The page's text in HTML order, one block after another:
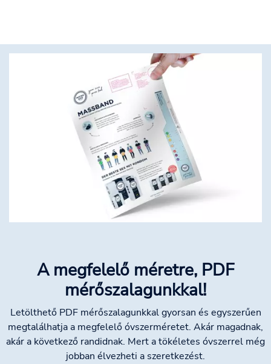
A megfelelő méretre, PDF
mérőszalagunkkal!
Letölthető PDF mérőszalagunkkal gyorsan és egyszerűen
megtalálhatja a megfelelő óvszerméretet. Akár magadnak,
akár a következő randidnak. Mert a tökéletes óvszerrel még
jobban élvezheti a szeretkezést.